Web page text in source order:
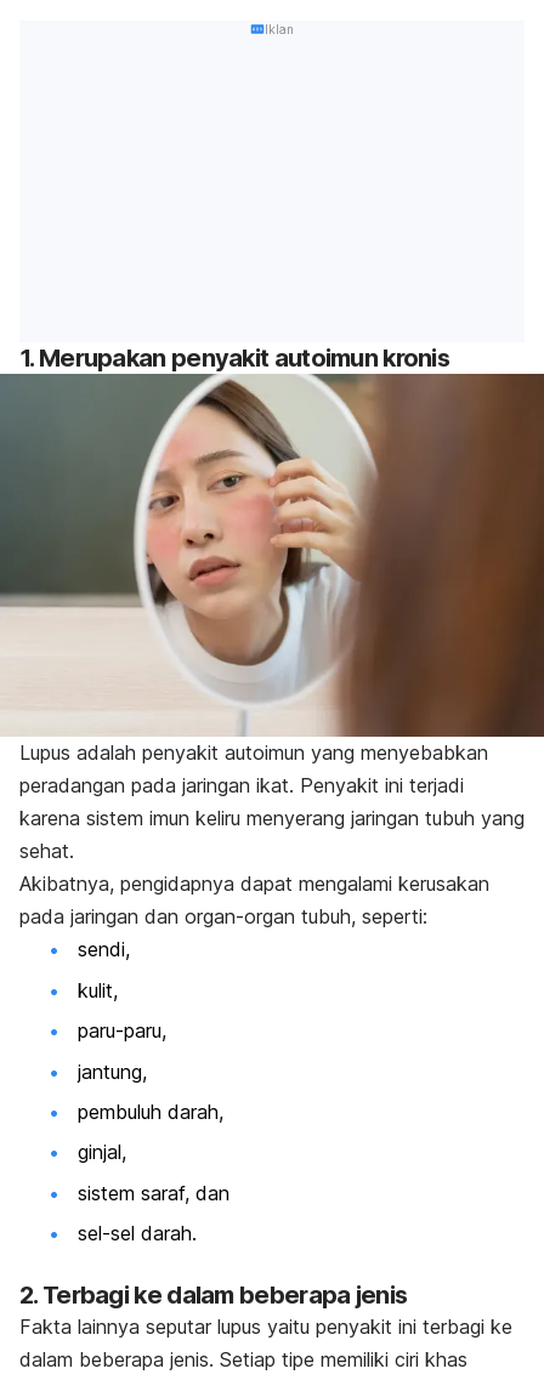
Iklan
1. Merupakan penyakit autoimun kronis
Lupus adalah penyakit autoimun yang menyebabkan
peradangan pada jaringan ikat. Penyakit ini terjadi
karena sistem imun keliru menyerang jaringan tubuh yang
sehat.
Akibatnya, pengidapnya dapat mengalami kerusakan
pada jaringan dan organ-organ tubuh, seperti:
sendi,
kulit,
paru-paru,
jantung,
pembuluh darah,
ginjal,
sistem saraf, dan
sel-sel darah.
2. Terbagi ke dalam beberapa jenis
Fakta lainnya seputar lupus yaitu penyakit ini terbagi ke
dalam beberapa jenis. Setiap tipe memiliki ciri khas